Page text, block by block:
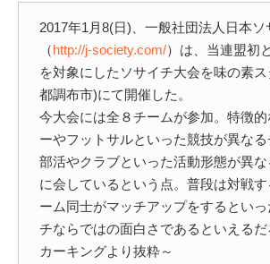
2017年1月8(日)、一般社団法人日本ソ
（http://j-society.com/）は、当連盟初
を対象にしたソサイチ大会を味の素
都調布市)にて開催した。
今大会には全８チームが参加。特徴
ーやフットサルといった競技が異な
部活やクラブといった活動形態が異
に会しているという点。普段は対戦
ーム同士がマッチアップをするとい
チならではの面白さであるといえる
カーキングより抜粋～